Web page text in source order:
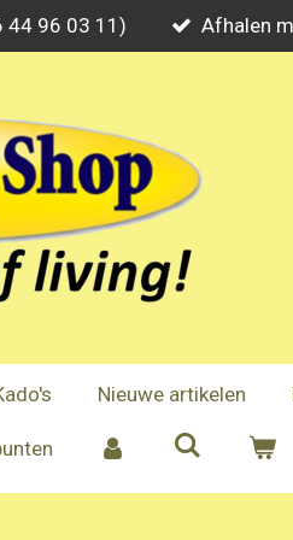
44 96 03 11) Afhalen
Nieuwe artikelen